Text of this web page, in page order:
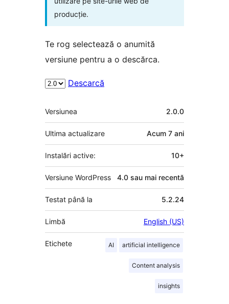
producție.
Te rog selectează o anumită
versiune pentru a o descărca.
Descarcă
Meta
Versiunea 2.0.0
Ultima actualizare Acum 7 ani
Instalări active: 10+
Versiune WordPress 4.0 sau mai recentă
Testat până la 5.2.24
Limbă English (US)
Etichete AI artificial intelligence
Content analysis
insights